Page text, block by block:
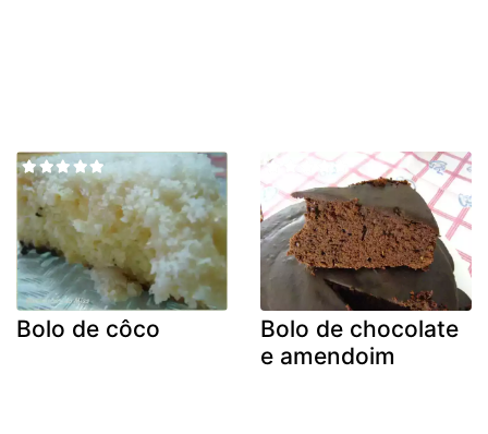
Bolo de côco
Bolo de chocolate
e amendoim